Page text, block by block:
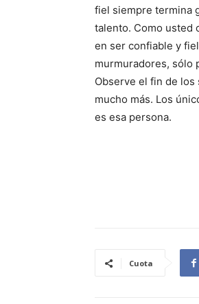
fiel siempre termina
talento. Como usted
en ser confiable y
murmuradores, sólo
Observe el fin de los
mucho más. Los
es esa persona.
Cuota